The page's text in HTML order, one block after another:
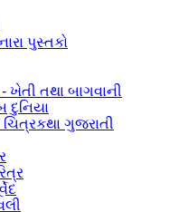
પુસ્તકો
ખેતી તથા બાગવાની
દુનિયા
ગુજરાતી